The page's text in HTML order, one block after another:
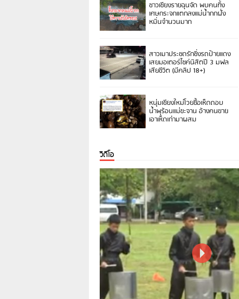
ชาวเชียงรายฉุนจัด พบคนทิ้ง
เศษกระจกแตกลงแม่น้ำกกฝั่ง
หมิ่นจำนวนมาก
สาวเมาประชดรักซิ่งรถป้ายแดง
เสยมอเตอร์ไซค์นิสิตปี 3 มฟล
เสียชีวิต (มีคลิป 18+)
หนุ่มเชียงใหม่โวยซื้อเห็ดถอบ
น้ำพุร้อนแม่ขะจาน อ้างคนขาย
เอาเห็ดเก่ามาผสม
วิดีโอ